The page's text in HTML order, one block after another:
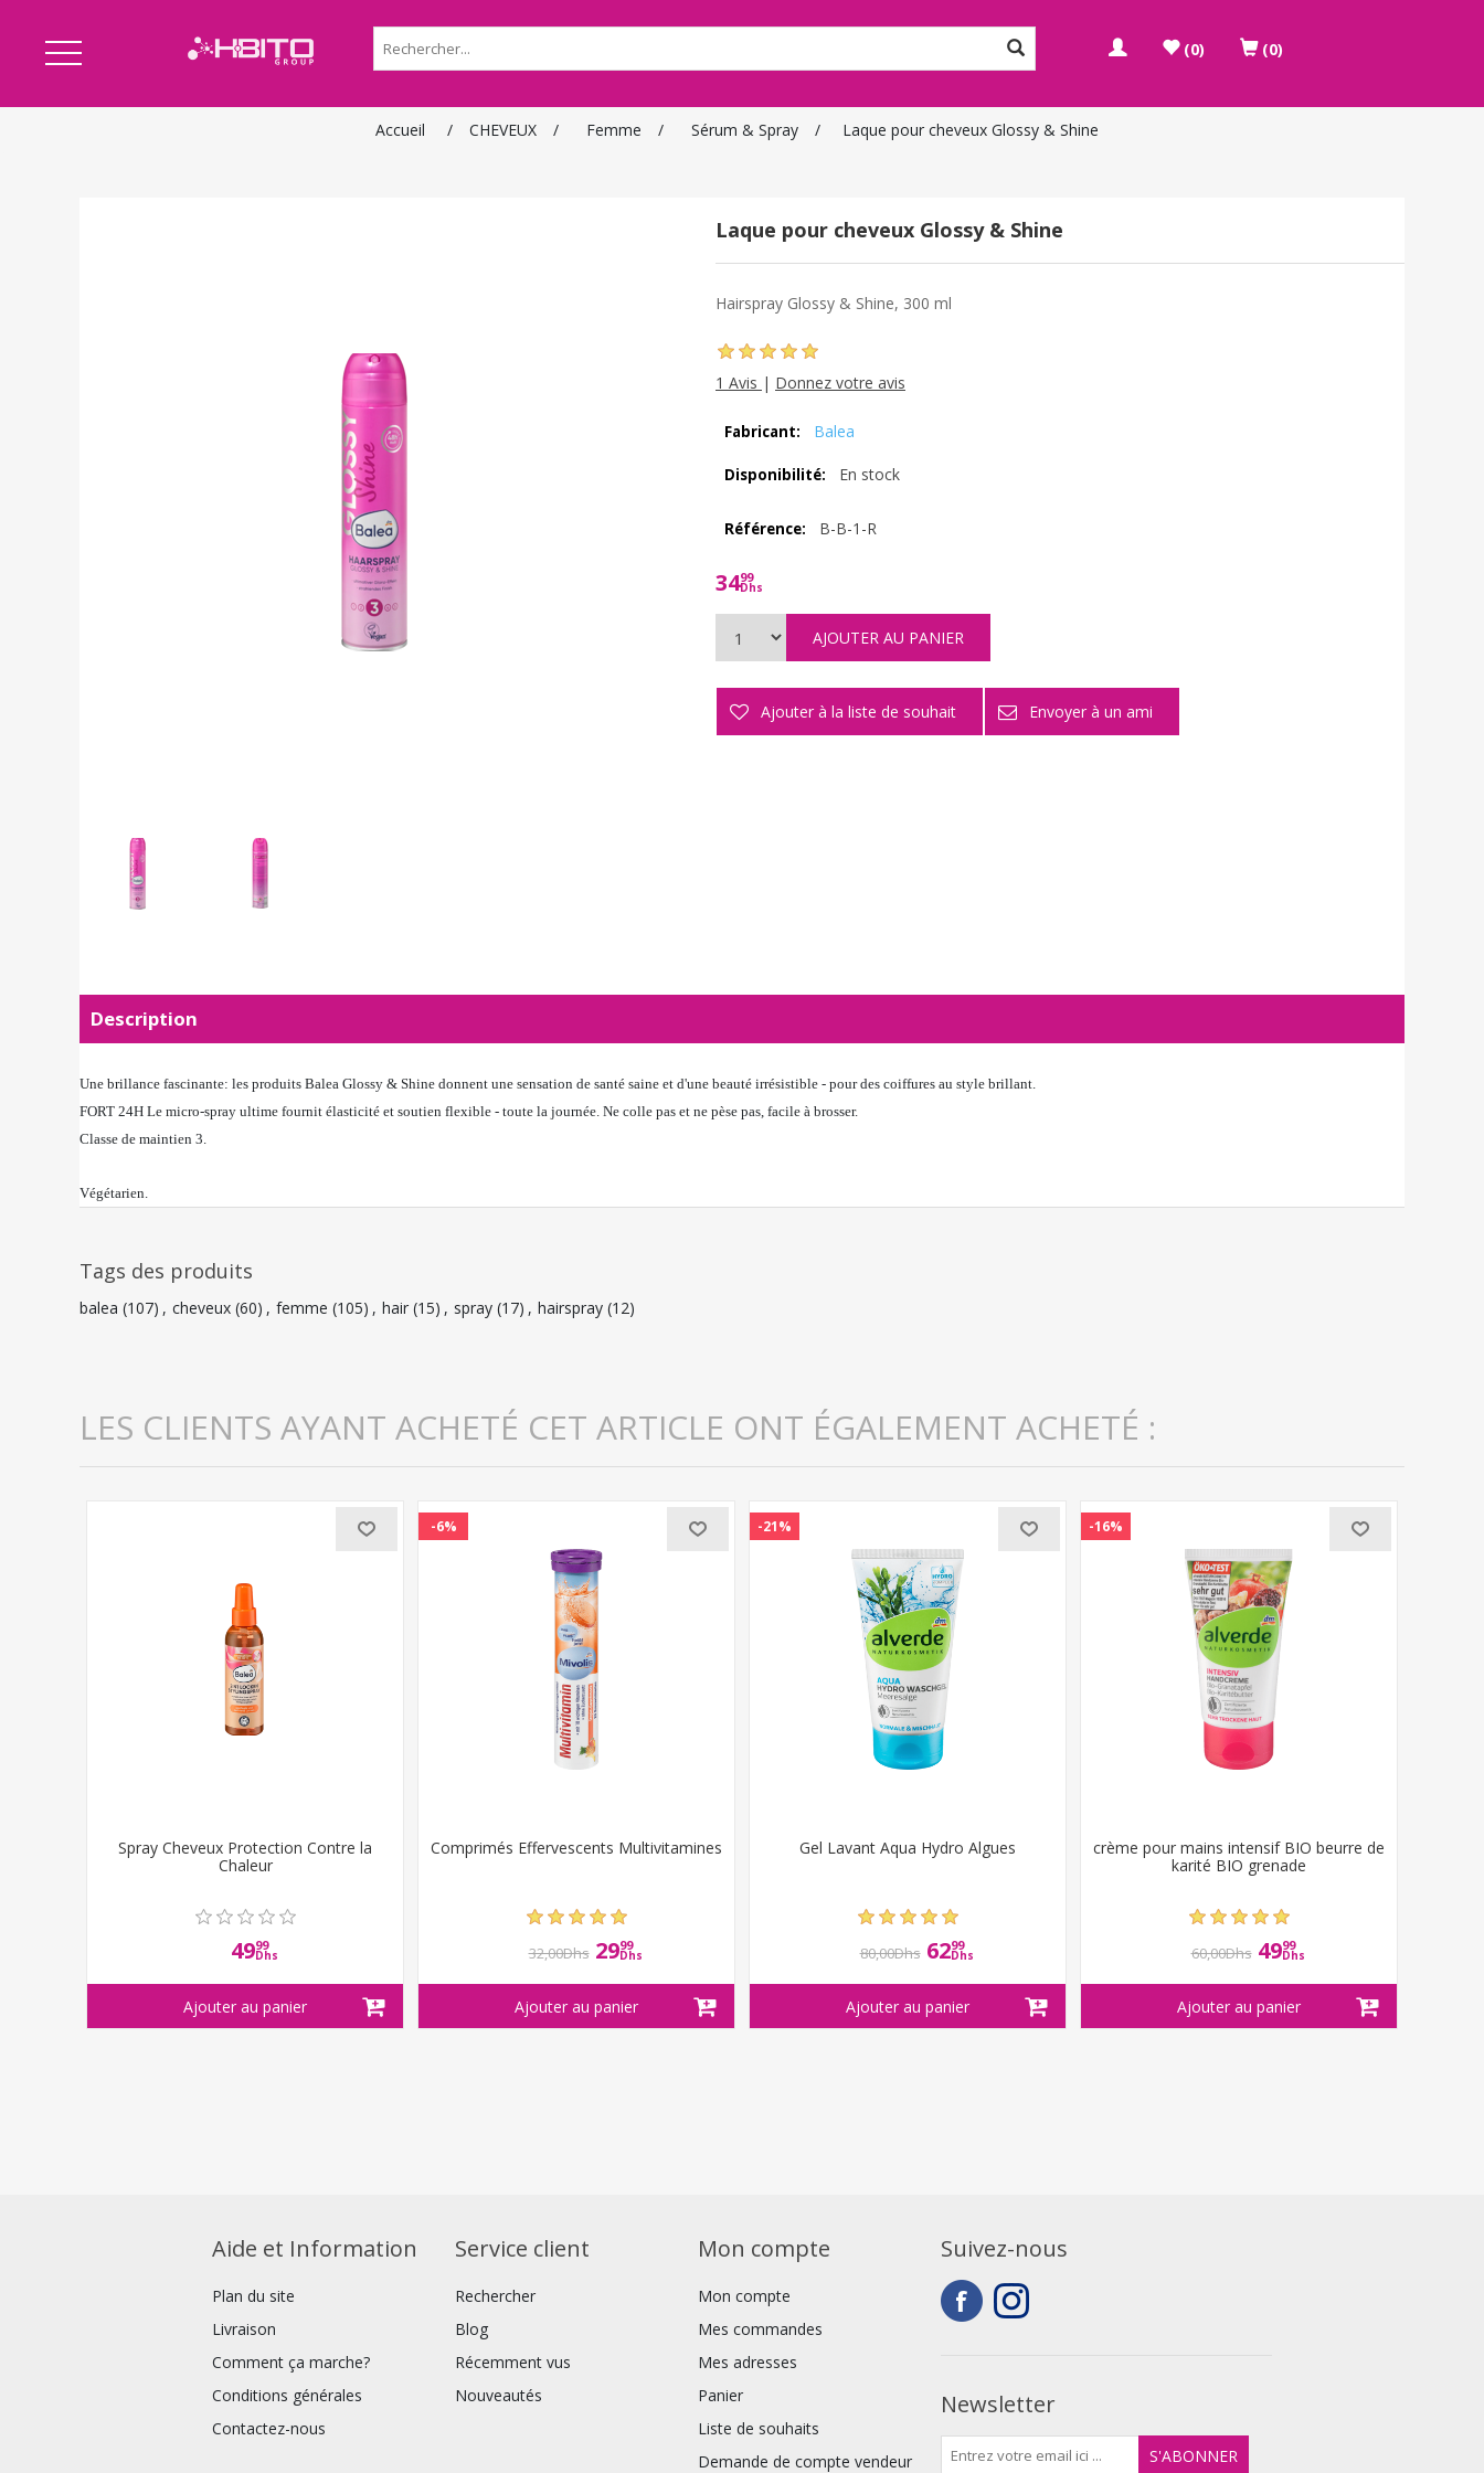
(0) (0)
Accueil / CHEVEUX / Femme / Sérum & Spray / Laque pour cheveux Glossy & Shine
Laque pour cheveux Glossy & Shine
Hairspray Glossy & Shine, 300 ml
1 Avis | Donnez votre avis
Fabricant: Balea
Disponibilité: En stock
Référence: B-B-1-R
3499
Dhs
Description
Une brillance fascinante: les produits Balea Glossy & Shine donnent une sensation de santé saine et d'une beauté irrésistible - pour des coiffures au style brillant.
FORT 24H Le micro-spray ultime fournit élasticité et soutien flexible - toute la journée. Ne colle pas et ne pèse pas, facile à brosser.
Classe de maintien 3.
Végétarien.
Tags des produits
balea (107) , cheveux (60) , femme (105) , hair (15) , spray (17) , hairspray (12)
LES CLIENTS AYANT ACHETÉ CET ARTICLE ONT ÉGALEMENT ACHETÉ :
Spray Cheveux Protection Contre la
Chaleur
4999
Dhs
-6%
Comprimés Effervescents Multivitamines
32,00Dhs 2999
Dhs
-21%
Gel Lavant Aqua Hydro Algues
80,00Dhs 6299
Dhs
-16%
crème pour mains intensif BIO beurre de
karité BIO grenade
60,00Dhs 4999
Dhs
Aide et Information
Plan du site
Livraison
Comment ça marche?
Conditions générales
Contactez-nous
Service client
Rechercher
Blog
Récemment vus
Nouveautés
Mon compte
Mon compte
Mes commandes
Mes adresses
Panier
Liste de souhaits
Demande de compte vendeur
Suivez-nous
Newsletter